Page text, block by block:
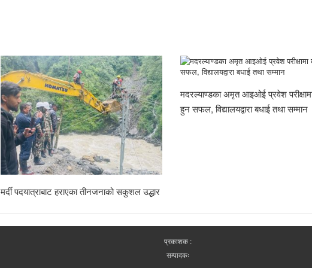
मर्दी पदयात्राबाट हराएका तीनजनाको सकुशल उद्धार
मदरल्याण्डका अमृत आइओई प्रवेश परीक्षामा
हुन सफल, विद्यालयद्वारा बधाई तथा सम्मान
प्रकाशक :
सम्पादकः